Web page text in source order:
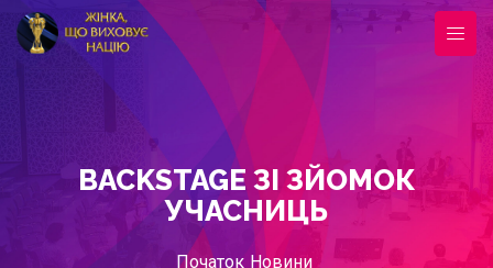
BACKSTAGE ЗІ ЗЙОМОК
УЧАСНИЦЬ
Початок Новини